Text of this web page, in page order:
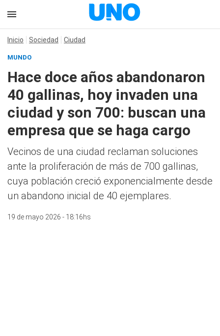
Inicio Sociedad Ciudad
MUNDO
Hace doce años abandonaron
40 gallinas, hoy invaden una
ciudad y son 700: buscan una
empresa que se haga cargo
Vecinos de una ciudad reclaman soluciones
ante la proliferación de más de 700 gallinas,
cuya población creció exponencialmente desde
un abandono inicial de 40 ejemplares.
19 de mayo 2026 - 18:16hs